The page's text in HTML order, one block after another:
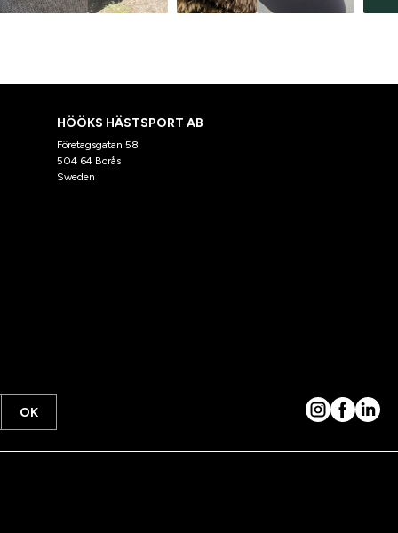
HÖÖKS HÄSTSPORT AB
Företagsgatan 58
504 64 Borås
Sweden
OK